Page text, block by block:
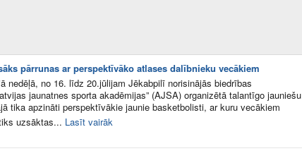
pārrunas ar perspektīvāko atlases dalībnieku vecākiem
nedēļā, no 16. līdz 20.jūlijam Jēkabpilī norisinājās biedrības
jaunatnes sporta akadēmijas” (AJSA) organizētā talantīgo jauniešu
tika apzināti perspektīvākie jaunie basketbolisti, ar kuru vecākiem
uzsāktas... Lasīt vairāk